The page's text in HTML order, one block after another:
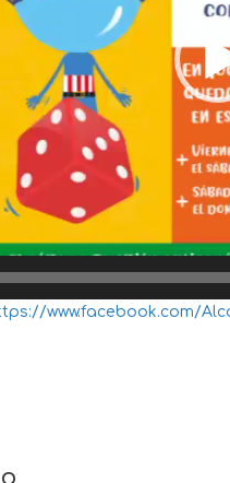
www.facebook.com/